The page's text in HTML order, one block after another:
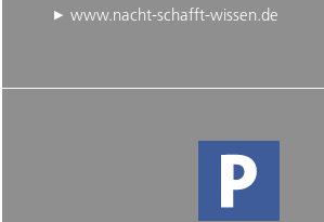
www.nacht-schafft-wissen.de